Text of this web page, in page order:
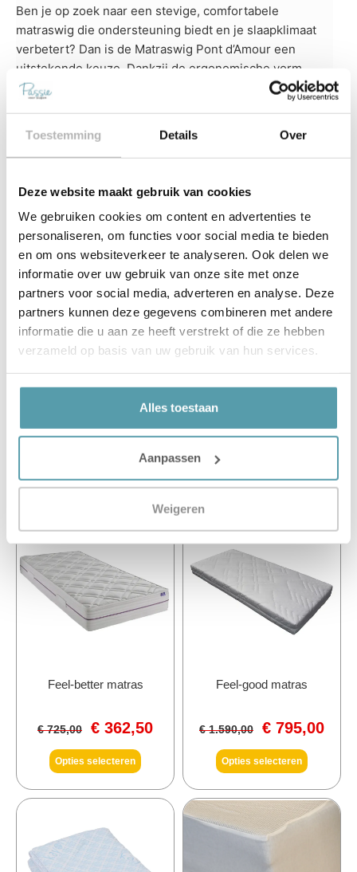
Toestemming Details Over
Deze website maakt gebruik van cookies
We gebruiken cookies om content en advertenties te
personaliseren, om functies voor social media te bieden
en om ons websiteverkeer te analyseren. Ook delen we
informatie over uw gebruik van onze site met onze
partners voor social media, adverteren en analyse. Deze
partners kunnen deze gegevens combineren met andere
informatie die u aan ze heeft verstrekt of die ze hebben
verzameld op basis van uw gebruik van hun services.
Alles toestaan
Aanpassen
Weigeren
Ben je op zoek naar een stevige, comfortabele
matraswig die ondersteuning biedt en je slaapklimaat
verbetert? Dan is de Matraswig Pont d’Amour een
uitstekende keuze. Dankzij de ergonomische vorm,
hoogwaardige materialen en praktische gebruiksgemak
Bestel de Matraswig Pont d’Amour eenvoudig online bij
Passie voor Slapen. Heb je nog vragen of wil je
Neem gerust contact op met de slaapexperts van
Passie voor Slapen. Zij helpen je graag bij het vinden
van de juiste ondersteuning.
Korte productbeschrijving
Gerelateerde producten
Feel-better matras
€725,00 € 362,50
Opties selecteren
Feel-good matras
€1.590,00 € 795,00
Opties selecteren